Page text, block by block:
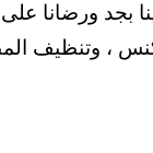
بجد ورضانا
الكنس ، وتنظيف